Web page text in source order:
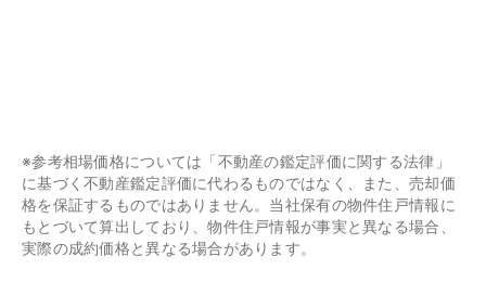
※参考相場価格については「不動産の鑑定評価に関する法律」
に基づく不動産鑑定評価に代わるものではなく、また、売却価
格を保証するものではありません。当社保有の物件住戸情報に
もとづいて算出しており、物件住戸情報が事実と異なる場合、
実際の成約価格と異なる場合があります。